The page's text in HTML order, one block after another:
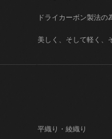
ドライカーボン製法
美しく、そして軽く、
平織り・綾織り